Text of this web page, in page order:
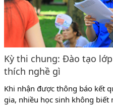
Kỳ thi chung: Đào tạo
thích nghề gì
Khi nhận được thông báo kết
gia, nhiều học sinh không